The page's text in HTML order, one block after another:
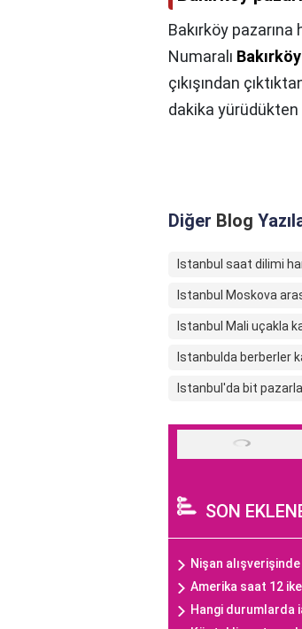
Bakırköy
Numaralı Bakırköy
çıkışından
dakika yürüdükten
Diğer Blog
Istanbul saat dilimi
Istanbul Moskova
Istanbul Mali uçakla
Istanbulda berberler
Istanbul'da bit
SON
Nişan
Amerika saat 12
Hangi durumlarda